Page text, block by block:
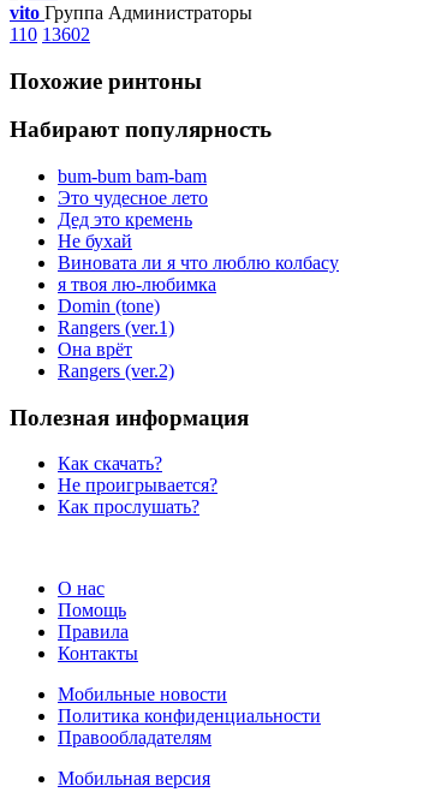
vito Группа Администраторы
110 13602
Похожие ринтоны
Набирают популярность
bum-bum bam-bam
Это чудесное лето
Дед это кремень
Не бухай
Виновата ли я что люблю колбасу
я твоя лю-любимка
Domin (tone)
Rangers (ver.1)
Она врёт
Rangers (ver.2)
Полезная информация
Как скачать?
Не проигрывается?
Как прослушать?
О нас
Помощь
Правила
Контакты
Мобильные новости
Политика конфиденциальности
Правообладателям
Мобильная версия